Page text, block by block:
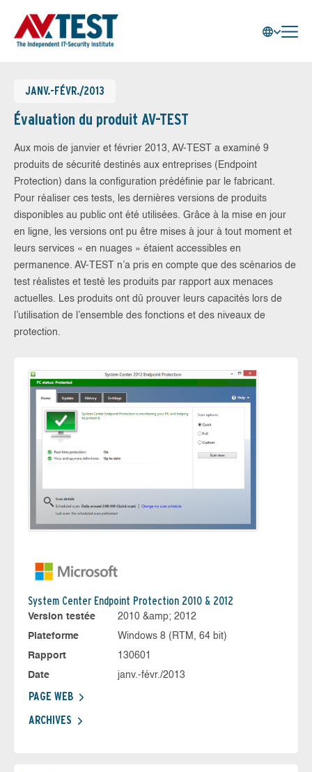
JANV.-FÉVR./2013
Évaluation du produit AV-TEST
Aux mois de janvier et février 2013, AV-TEST a examiné 9
produits de sécurité destinés aux entreprises (Endpoint
Protection) dans la configuration prédéfinie par le fabricant.
Pour réaliser ces tests, les dernières versions de produits
disponibles au public ont été utilisées. Grâce à la mise en jour
en ligne, les versions ont pu être mises à jour à tout moment et
leurs services « en nuages » étaient accessibles en
permanence. AV-TEST n’a pris en compte que des scénarios de
test réalistes et testé les produits par rapport aux menaces
actuelles. Les produits ont dû prouver leurs capacités lors de
l’utilisation de l’ensemble des fonctions et des niveaux de
protection.
System Center Endpoint Protection 2010 & 2012
Version testée
2010 &amp; 2012
Plateforme
Windows 8 (RTM, 64 bit)
Rapport
130601
Date
janv.-févr./2013
PAGE WEB
ARCHIVES